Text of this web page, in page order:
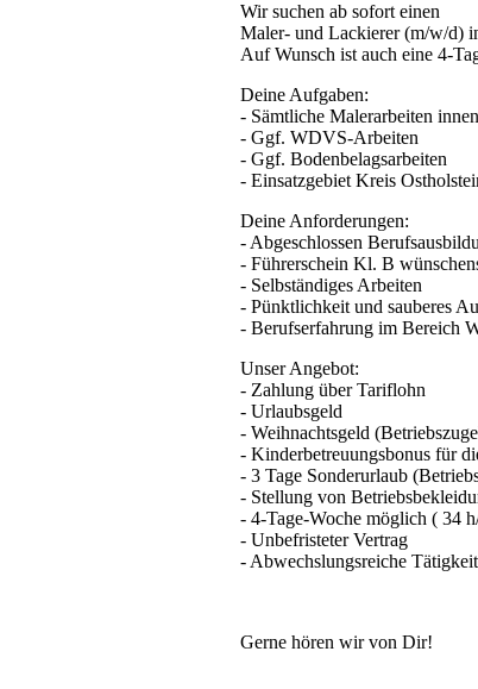
Wir suchen ab sofort einen
Maler- und Lackierer (m/w/d)
Auf Wunsch ist auch eine 4-
Deine Aufgaben:
- Sämtliche Malerarbeiten
- Ggf. WDVS-Arbeiten
- Ggf. Bodenbelagsarbeiten
- Einsatzgebiet Kreis
Deine Anforderungen:
- Abgeschlossen
- Führerschein Kl. B
- Selbständiges Arbeiten
- Pünktlichkeit und sauberes
- Berufserfahrung im Bereich
Unser Angebot:
- Zahlung über Tariflohn
- Urlaubsgeld
- Weihnachtsgeld
- Kinderbetreuungsbonus für
- 3 Tage Sonderurlaub
- Stellung von
- 4-Tage-Woche möglich ( 34
- Unbefristeter Vertrag
- Abwechslungsreiche
Gerne hören wir von Dir!